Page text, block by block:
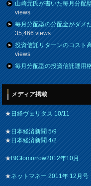
山崎元氏が書いた毎月分配
views
毎月分配型の分配金がダメ
35,466 views
投資信託リターンのコスト
views
毎月分配型の投資信託運用
メディア掲載
★日経ヴェリタス 10/11
★日本経済新聞 5/9
★日本経済新聞 4/2
★BIGtomorrow2012年10月
★ネットマネー 2011年 12月号